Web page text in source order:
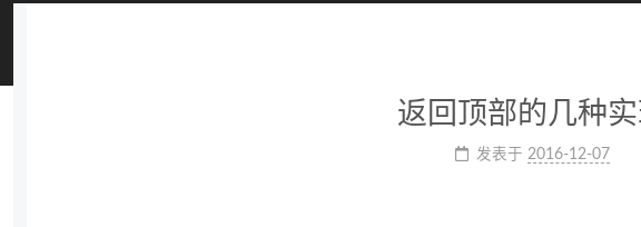
返回顶部的几种
发表于 2016-12-07